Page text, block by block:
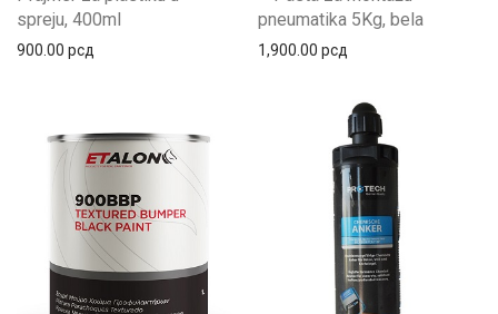
spreju, 400ml
900.00 рсд
pneumatika 5Kg, bela
1,900.00 рсд